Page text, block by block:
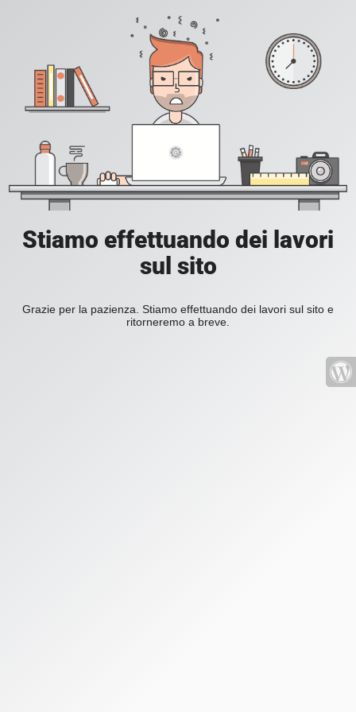
Stiamo effettuando dei lavori
sul sito
Grazie per la pazienza. Stiamo effettuando dei lavori sul sito e
ritorneremo a breve.